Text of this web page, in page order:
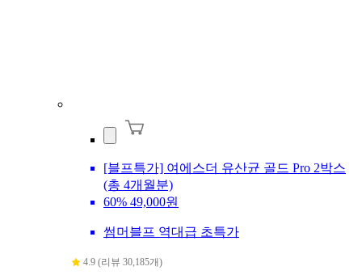
[블프특가] 여에스더 유산균 골드 Pro 2박스
(총 4개월분)
60% 49,000원
썸머블프 역대급 초특가
4.9 (리뷰 30,185개)